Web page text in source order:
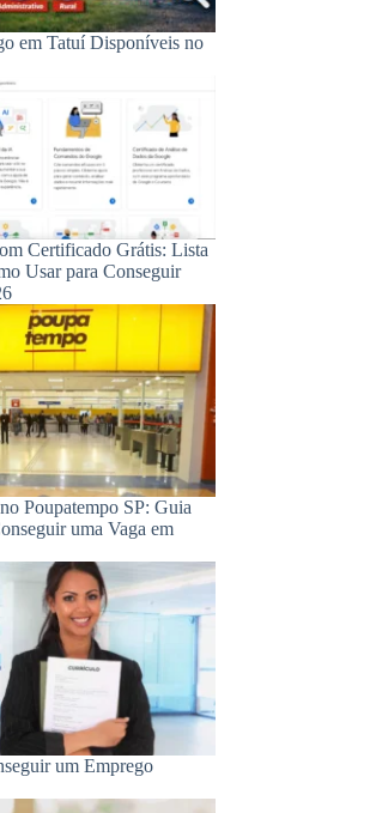
em Tatuí Disponíveis no
Certificado Grátis: Lista
Usar para Conseguir
Poupatempo SP: Guia
uma Vaga em
um Emprego